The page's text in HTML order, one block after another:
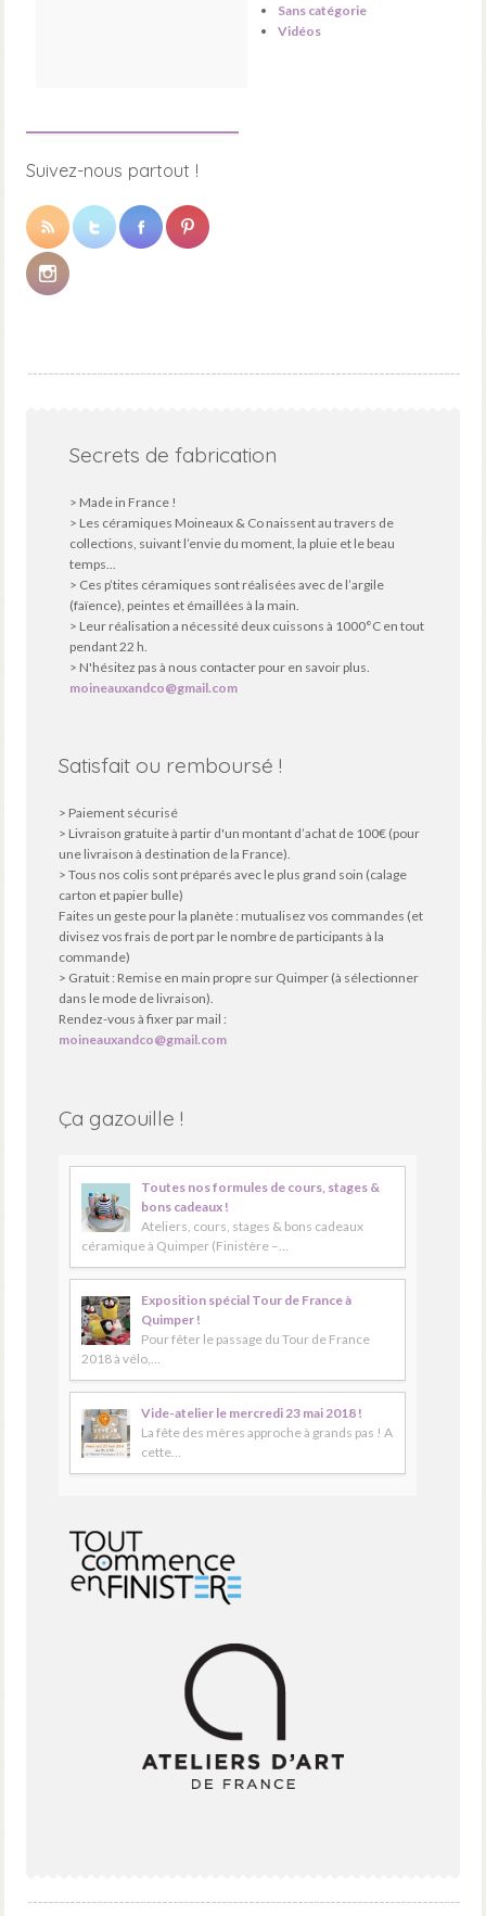
Sans catégorie
Vidéos
Suivez-nous partout !
Secrets de fabrication
> Made in France !
> Les céramiques Moineaux & Co naissent au travers de
collections, suivant l’envie du moment, la pluie et le beau
temps...
> Ces p’tites céramiques sont réalisées avec de l’argile
(faïence), peintes et émaillées à la main.
> Leur réalisation a nécessité deux cuissons à 1000°C en tout
pendant 22 h.
> N'hésitez pas à nous contacter pour en savoir plus.
moineauxandco@gmail.com
Satisfait ou remboursé !
> Paiement sécurisé
> Livraison gratuite à partir d'un montant d’achat de 100€ (pour
une livraison à destination de la France).
> Tous nos colis sont préparés avec le plus grand soin (calage
carton et papier bulle)
Faites un geste pour la planète : mutualisez vos commandes (et
divisez vos frais de port par le nombre de participants à la
commande)
> Gratuit : Remise en main propre sur Quimper (à sélectionner
dans le mode de livraison).
Rendez-vous à fixer par mail :
moineauxandco@gmail.com
Ça gazouille !
Toutes nos formules de cours, stages &
bons cadeaux !
Ateliers, cours, stages & bons cadeaux
céramique à Quimper (Finistère –…
Exposition spécial Tour de France à
Quimper !
Pour fêter le passage du Tour de France
2018 à vélo,…
Vide-atelier le mercredi 23 mai 2018 !
La fête des mères approche à grands pas ! A
cette…